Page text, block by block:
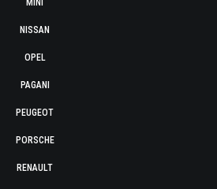
MINI
NISSAN
OPEL
PAGANI
PEUGEOT
PORSCHE
RENAULT